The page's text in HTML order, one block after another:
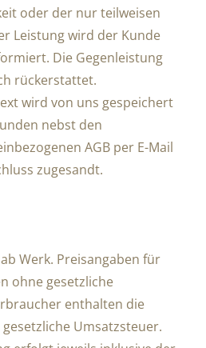
oder der nur teilweisen
Leistung wird der Kunde
Die Gegenleistung
rückerstattet.
wird von uns gespeichert
nebst den
AGB per E-Mail
zugesandt.
Werk. Preisangaben für
ohne gesetzliche
enthalten die
Umsatzsteuer.